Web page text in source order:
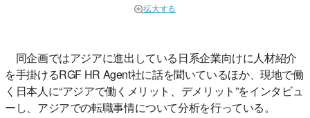
拡大する
同企画ではアジアに進出している日系企業向けに人材紹介
を手掛けるRGF HR Agent社に話を聞いているほか、現地で働
く日本人に“アジアで働くメリット、デメリット”をインタビュ
ーし、アジアでの転職事情について分析を行っている。